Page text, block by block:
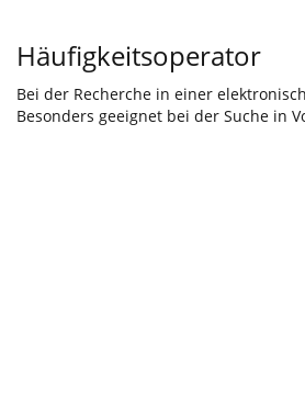
Häufigkeitsoperator
Bei der Recherche in einer
Besonders geeignet bei der Suche in